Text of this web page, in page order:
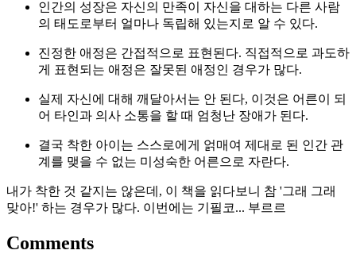
인간의 성장은 자신의 만족이 자신을 대하는 다른 사람
의 태도로부터 얼마나 독립해 있는지로 알 수 있다.
진정한 애정은 간접적으로 표현된다. 직접적으로 과도하
게 표현되는 애정은 잘못된 애정인 경우가 많다.
실제 자신에 대해 깨달아서는 안 된다, 이것은 어른이 되
어 타인과 의사 소통을 할 때 엄청난 장애가 된다.
결국 착한 아이는 스스로에게 얽매여 제대로 된 인간 관
계를 맺을 수 없는 미성숙한 어른으로 자란다.
내가 착한 것 같지는 않은데, 이 책을 읽다보니 참 '그래 그래
맞아!' 하는 경우가 많다. 이번에는 기필코... 부르르
Comments